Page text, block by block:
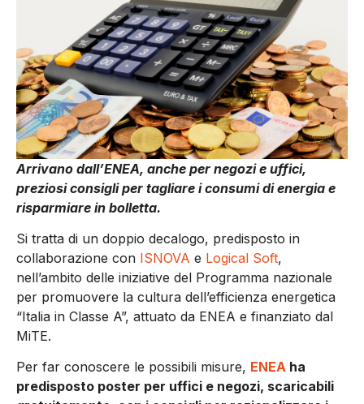
Arrivano dall’ENEA, anche per negozi e uffici,
preziosi consigli per tagliare i consumi di energia e
risparmiare in bolletta.
Si tratta di un doppio decalogo, predisposto in
collaborazione con ISNOVA e Logical Soft,
nell’ambito delle iniziative del Programma nazionale
per promuovere la cultura dell’efficienza energetica
“Italia in Classe A”, attuato da ENEA e finanziato dal
MiTE.
Per far conoscere le possibili misure, ENEA ha
predisposto poster per uffici e negozi, scaricabili